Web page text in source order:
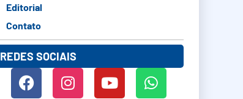
Editorial
Contato
REDES SOCIAIS